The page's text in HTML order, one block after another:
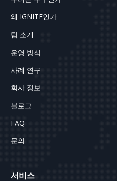
왜 IGNITE인가
팀 소개
운영 방식
사례 연구
회사 정보
블로그
FAQ
문의
서비스